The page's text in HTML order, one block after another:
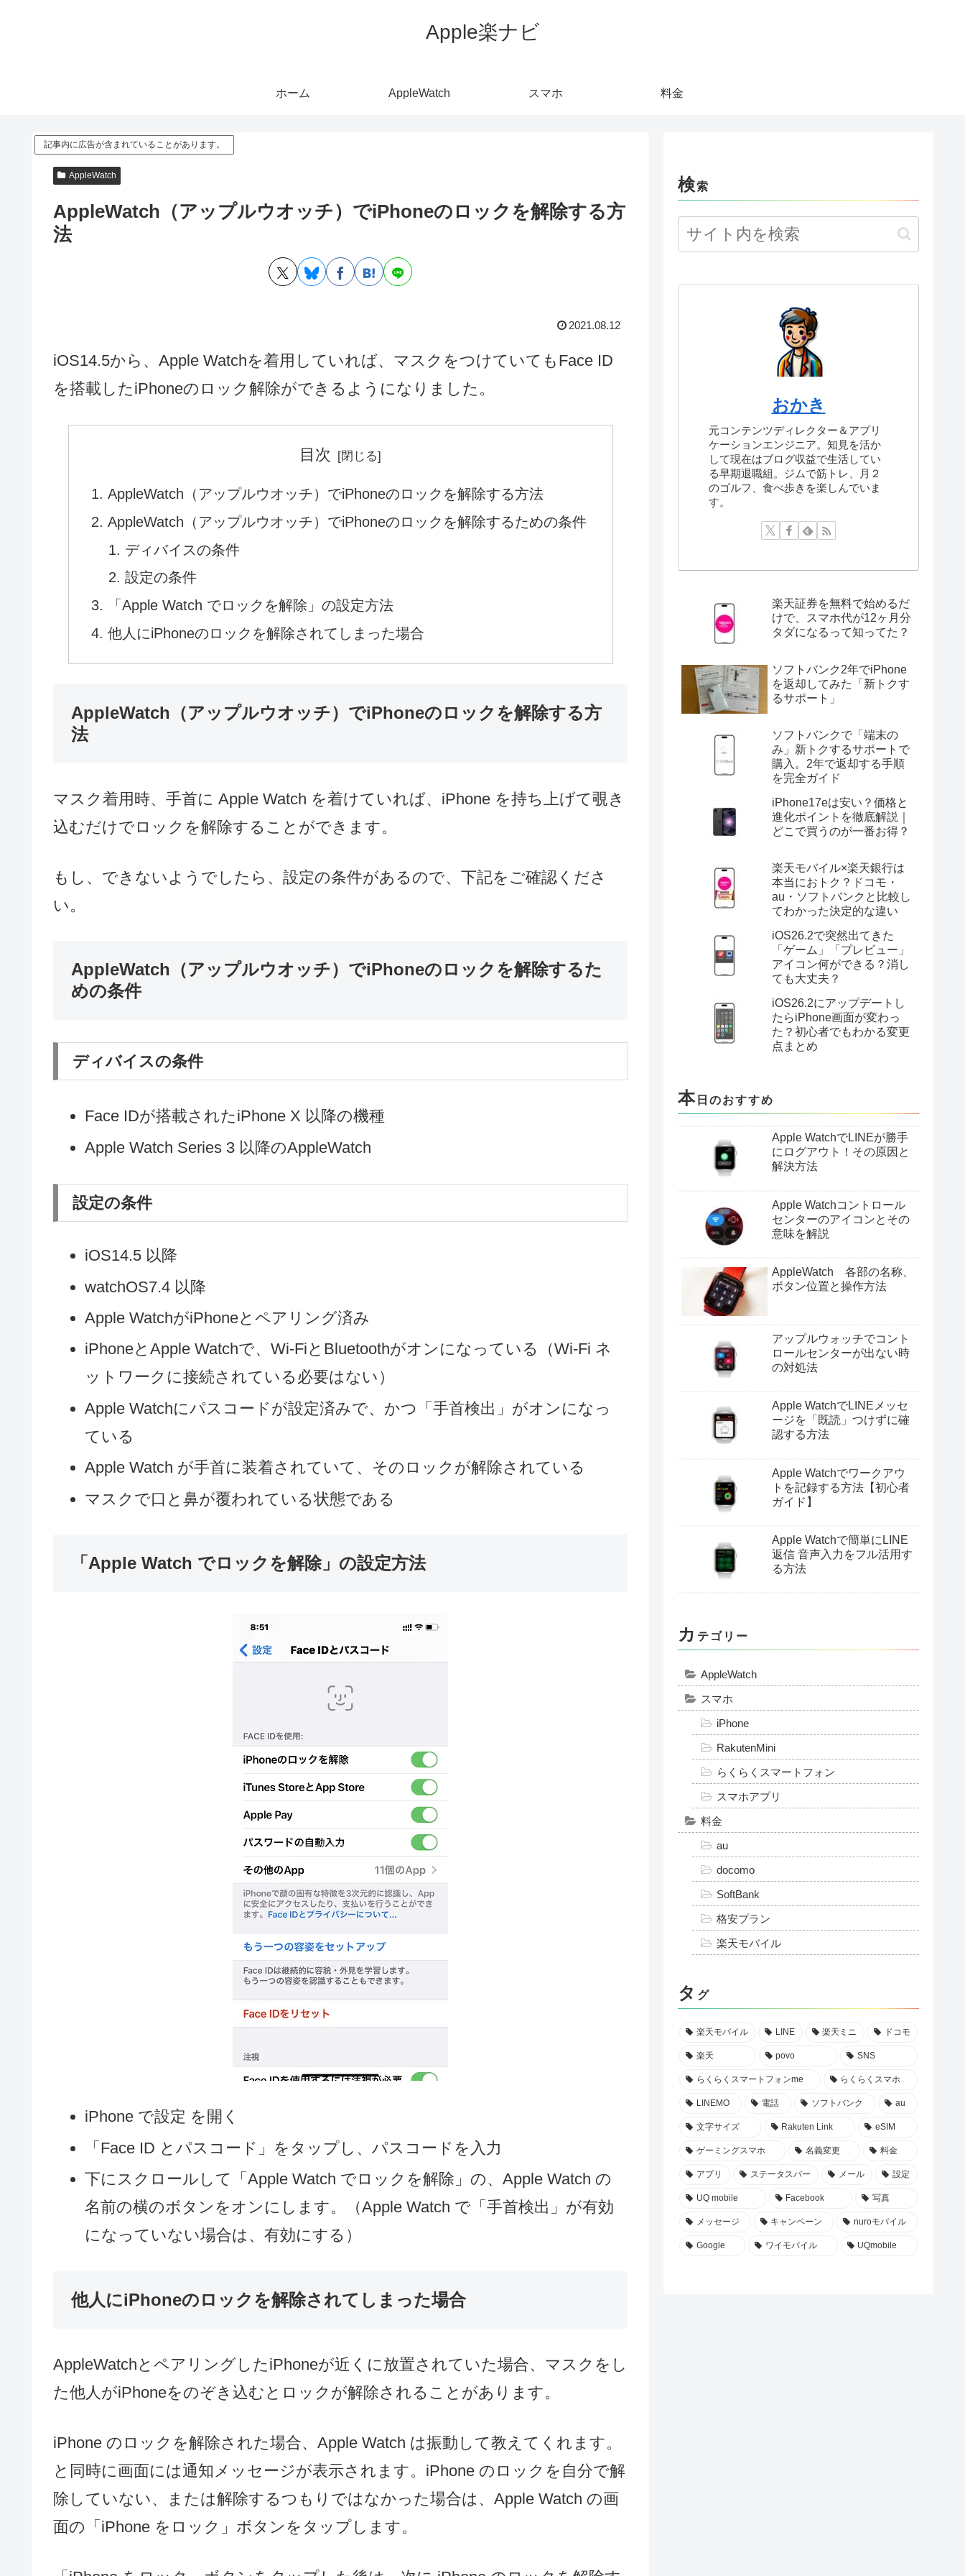
Apple楽ナビ
ホーム AppleWatch スマホ 料金
記事内に広告が含まれていることがあります。
AppleWatch
AppleWatch（アップルウオッチ）でiPhoneのロックを解除する方
法
2021.08.12
iOS14.5から、Apple Watchを着用していれば、マスクをつけていてもFace ID
を搭載したiPhoneのロック解除ができるようになりました。
目次
AppleWatch（アップルウオッチ）でiPhoneのロックを解除する方法
AppleWatch（アップルウオッチ）でiPhoneのロックを解除するための条件
ディバイスの条件
設定の条件
「Apple Watch でロックを解除」の設定方法
他人にiPhoneのロックを解除されてしまった場合
AppleWatch（アップルウオッチ）でiPhoneのロックを解除する方
法
マスク着用時、手首に Apple Watch を着けていれば、iPhone を持ち上げて覗き
込むだけでロックを解除することができます。
もし、できないようでしたら、設定の条件があるので、下記をご確認くださ
い。
AppleWatch（アップルウオッチ）でiPhoneのロックを解除するた
めの条件
ディバイスの条件
Face IDが搭載されたiPhone X 以降の機種
Apple Watch Series 3 以降のAppleWatch
設定の条件
iOS14.5 以降
watchOS7.4 以降
Apple WatchがiPhoneとペアリング済み
iPhoneとApple Watchで、Wi-FiとBluetoothがオンになっている（Wi-Fi ネ
ットワークに接続されている必要はない）
Apple Watchにパスコードが設定済みで、かつ「手首検出」がオンになっ
ている
Apple Watch が手首に装着されていて、そのロックが解除されている
マスクで口と鼻が覆われている状態である
「Apple Watch でロックを解除」の設定方法
iPhone で設定 を開く
「Face ID とパスコード」をタップし、パスコードを入力
下にスクロールして「Apple Watch でロックを解除」の、Apple Watch の
名前の横のボタンをオンにします。（Apple Watch で「手首検出」が有効
になっていない場合は、有効にする）
他人にiPhoneのロックを解除されてしまった場合
AppleWatchとペアリングしたiPhoneが近くに放置されていた場合、マスクをし
た他人がiPhoneをのぞき込むとロックが解除されることがあります。
iPhone のロックを解除された場合、Apple Watch は振動して教えてくれます。
と同時に画面には通知メッセージが表示されます。iPhone のロックを自分で解
除していない、または解除するつもりではなかった場合は、Apple Watch の画
面の「iPhone をロック」ボタンをタップします。
検索
おかき
元コンテンツディレクター＆アプリ
ケーションエンジニア。知見を活か
して現在はブログ収益で生活してい
る早期退職組。ジムで筋トレ、月２
のゴルフ、食べ歩きを楽しんでいま
す。
楽天証券を無料で始めるだ
けで、スマホ代が12ヶ月分
タダになるって知ってた？
ソフトバンク2年でiPhone
を返却してみた「新トクす
るサポート」
ソフトバンクで「端末の
み」新トクするサポートで
購入。2年で返却する手順
を完全ガイド
iPhone17eは安い？価格と
進化ポイントを徹底解説｜
どこで買うのが一番お得？
楽天モバイル×楽天銀行は
本当におトク？ドコモ・
au・ソフトバンクと比較し
てわかった決定的な違い
iOS26.2で突然出てきた
「ゲーム」「プレビュー」
アイコン何ができる？消し
ても大丈夫？
iOS26.2にアップデートし
たらiPhone画面が変わっ
た？初心者でもわかる変更
点まとめ
本 日のおすすめ
Apple WatchでLINEが勝手
にログアウト！その原因と
解決方法
Apple Watchコントロール
センターのアイコンとその
意味を解説
AppleWatch 各部の名称、
ボタン位置と操作方法
アップルウォッチでコント
ロールセンターが出ない時
の対処法
Apple WatchでLINEメッセ
ージを「既読」つけずに確
認する方法
Apple Watchでワークアウ
トを記録する方法【初心者
ガイド】
Apple Watchで簡単にLINE
返信 音声入力をフル活用す
る方法
カ テゴリー
AppleWatch
スマホ
iPhone
RakutenMini
らくらくスマートフォン
スマホアプリ
料金
au
docomo
SoftBank
格安プラン
楽天モバイル
タ グ
楽天モバイル LINE 楽天ミニ ドコモ
楽天 povo SNS
らくらくスマートフォンme らくらくスマホ
LINEMO 電話 ソフトバンク au
文字サイズ Rakuten Link eSIM
ゲーミングスマホ 名義変更 料金
アプリ ステータスバー メール 設定
UQ mobile Facebook 写真
メッセージ キャンペーン nuroモバイル
Google ワイモバイル UQmobile